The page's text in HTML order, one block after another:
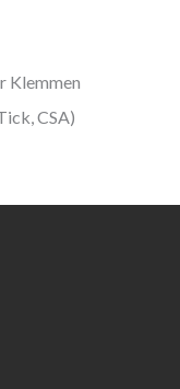
Klemmen
CSA)